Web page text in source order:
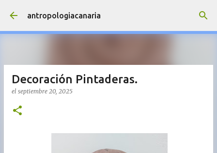
Ir al contenido principal
antropologiacanaria
Decoración Pintaderas.
el septiembre 20, 2025